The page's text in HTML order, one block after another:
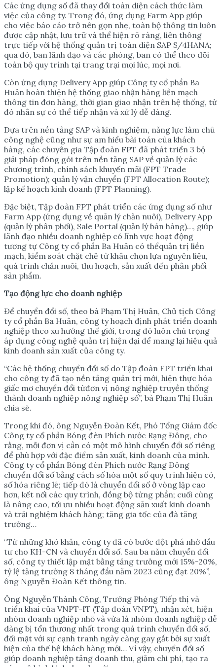
Các ứng dụng số đã thay đổi toàn diện cách thức làm
việc của công ty. Trong đó, ứng dụng Farm App giúp
cho việc báo cáo trở nên gọn nhẹ, toàn bộ thông tin luôn
được cập nhật, lưu trữ và thể hiện rõ ràng, liên thông
trực tiếp với hệ thống quản trị toàn diện SAP S/4HANA;
qua đó, ban lãnh đạo và các phòng, ban có thể theo dõi
toàn bộ quy trình tại trang trại mọi lúc, mọi nơi.
Còn ứng dụng Delivery App giúp Công ty cổ phần Ba
Huân hoàn thiện hệ thống giao nhận hàng liền mạch
thông tin đơn hàng, thời gian giao nhận trên hệ thống, từ
đó nhân sự có thể tiếp nhận và xử lý dễ dàng.
Dựa trên nền tảng SAP và kinh nghiệm, năng lực làm chủ
công nghệ cũng như sự am hiểu bài toán của khách
hàng, các chuyên gia Tập đoàn FPT đã phát triển 3 bộ
giải pháp đóng gói trên nền tảng SAP về quản lý các
chương trình, chính sách khuyến mãi (FPT Trade
Promotion); quản lý vận chuyển (FPT Allocation Route);
lập kế hoạch kinh doanh (FPT Planning).
Đặc biệt, Tập đoàn FPT phát triển các ứng dụng số như
Farm App (ứng dụng về quản lý chăn nuôi), Delivery App
(quản lý phân phối), Sale Portal (quản lý bán hàng)…, giúp
lãnh đạo nhiều doanh nghiệp có lĩnh vực hoạt động
tương tự Công ty cổ phần Ba Huân có thểquản trị liền
mạch, kiểm soát chặt chẽ từ khâu chọn lựa nguyên liệu,
quá trình chăn nuôi, thu hoạch, sản xuất đến phân phối
sản phẩm.
Tạo động lực cho doanh nghiệp
Để chuyển đổi số, theo bà Phạm Thị Huân, Chủ tịch Công
ty cổ phần Ba Huân, công ty hoạch định phát triển doanh
nghiệp theo xu hướng thế giới, trong đó luôn chú trọng
áp dụng công nghệ quản trị hiện đại để mang lại hiệu quả
kinh doanh sản xuất của công ty.
“Các hệ thống chuyển đổi số do Tập đoàn FPT triển khai
cho công ty đã tạo nền tảng quản trị mới, hiện thực hóa
giấc mơ chuyển đổi từđơn vị nông nghiệp truyền thống
thành doanh nghiệp nông nghiệp số”, bà Phạm Thị Huân
chia sẻ.
Trong khi đó, ông Nguyễn Đoàn Kết, Phó Tổng Giám đốc
Công ty cổ phần Bóng đèn Phích nước Rạng Đông, cho
rằng, mỗi đơn vị cần có một mô hình chuyển đổi số riêng
để phù hợp với đặc điểm sản xuất, kinh doanh của mình.
Công ty cổ phần Bóng đèn Phích nước Rạng Đông
chuyển đổi số bằng cách số hóa một số quy trình hiện có,
số hóa riêng lẻ; tiếp đó là chuyển đổi số ở vòng lặp cao
hơn, kết nối các quy trình, đồng bộ từng phần; cuối cùng
là nâng cao, tối ưu nhiều hoạt động sản xuất kinh doanh
và trải nghiệm khách hàng; tăng gia tốc của đà tăng
trưởng…
“Từ những khó khăn, công ty đã có bước đột phá nhờ đầu
tư cho KH-CN và chuyển đổi số. Sau ba năm chuyển đổi
số, công ty thiết lập mặt bằng tăng trưởng mới 15%-20%,
tỷ lệ tăng trưởng 8 tháng đầu năm 2023 cũng đạt 20%”,
ông Nguyễn Đoàn Kết thông tin.
Ông Nguyễn Thành Công, Trưởng Phòng Tiếp thị và
triển khai của VNPT-IT (Tập đoàn VNPT), nhận xét, hiện
nhóm doanh nghiệp nhỏ và vừa là nhóm doanh nghiệp dễ
dàng bị tổn thương nhất trong quá trình chuyển đổi số,
đối mặt với sự cạnh tranh ngày càng gay gắt bởi sự xuất
hiện của thế hệ khách hàng mới… Vì vậy, chuyển đổi số
giúp doanh nghiệp tăng doanh thu, giảm chi phí, tạo ra